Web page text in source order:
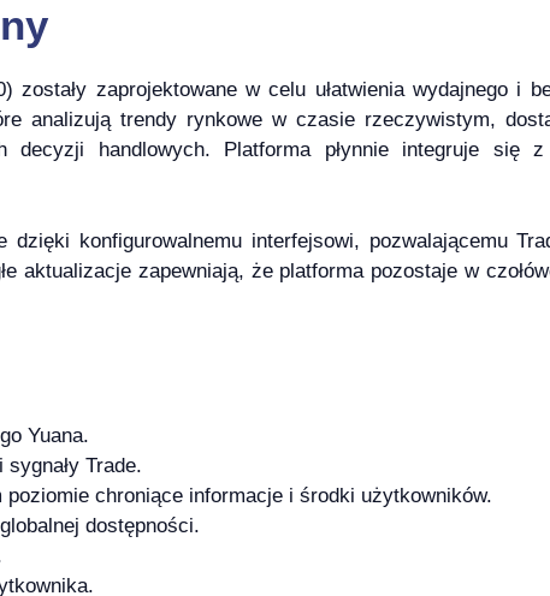
zostały zaprojektowane w celu ułatwienia wydajnego i
analizują trendy rynkowe w czasie rzeczywistym,
decyzji handlowych. Platforma płynnie integruje się
konfigurowalnemu interfejsowi, pozwalającemu
aktualizacje zapewniają, że platforma pozostaje w
Yuana.
Trade.
chroniące informacje i środki użytkowników.
dostępności.